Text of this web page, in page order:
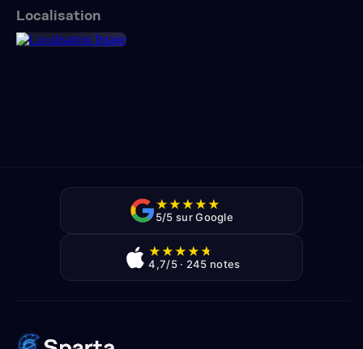
Localisation
★★★★★
5/5 sur Google
★★★★★
4,7/5 · 245 notes